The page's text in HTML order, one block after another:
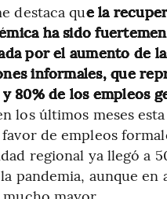
destaca que la
ha sido
por el aumento de
informales, que
80% de los empleos
los últimos meses
de empleos
regional ya llegó a
pandemia, aunque en